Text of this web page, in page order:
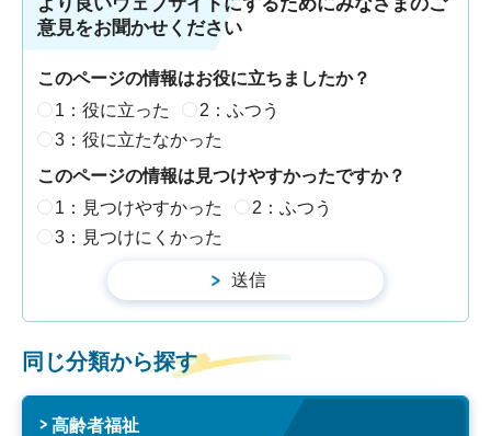
意見をお聞かせください
このページの情報はお役に立ちましたか？
1：役に立った
2：ふつう
3：役に立たなかった
このページの情報は見つけやすかったですか？
1：見つけやすかった
2：ふつう
3：見つけにくかった
同じ分類から探す
高齢者福祉